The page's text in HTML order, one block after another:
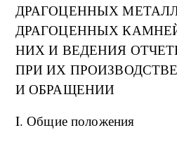
ДРАГОЦЕННЫХ
ДРАГОЦЕННЫХ
НИХ И ВЕДЕНИЯ
ПРИ ИХ
И ОБРАЩЕНИИ
I. Общие положения